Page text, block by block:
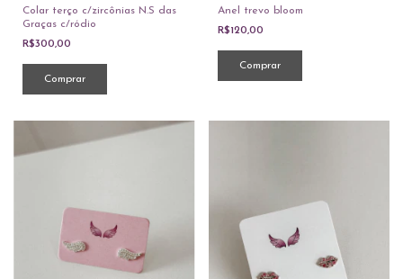
Colar terço c/zircônias N.S das
Graças c/ródio
R$300,00
Anel trevo bloom
R$120,00
Comprar